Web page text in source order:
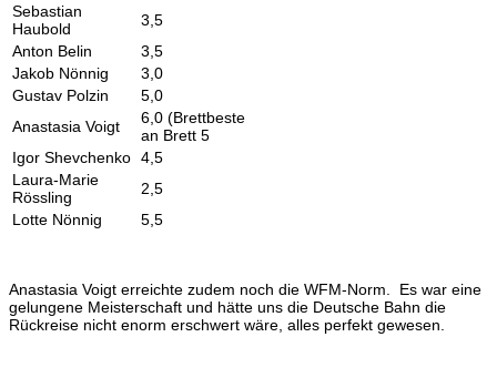
Sebastian
Haubold
3,5
Anton Belin
3,5
Jakob Nönnig
3,0
Gustav Polzin
5,0
Anastasia Voigt
6,0 (Brettbeste
an Brett 5
Igor Shevchenko 4,5
Laura-Marie
Rössling
2,5
Lotte Nönnig
5,5
Anastasia Voigt erreichte zudem noch die WFM-Norm. Es war eine
gelungene Meisterschaft und hätte uns die Deutsche Bahn die
Rückreise nicht enorm erschwert wäre, alles perfekt gewesen.